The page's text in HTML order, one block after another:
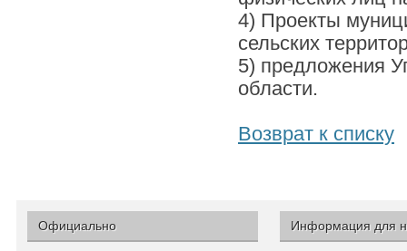
4) Проекты
сельских
5) предложения
области.
Возврат к списку
Официально Информация для